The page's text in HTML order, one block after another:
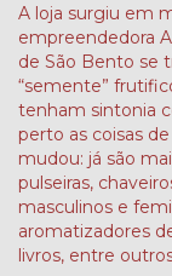
A loja surgiu em
empreendedora
de São Bento se
“semente”
tenham sintonia
perto as coisas
mudou: já são
pulseiras,
masculinos e
aromatizadores
livros, entre